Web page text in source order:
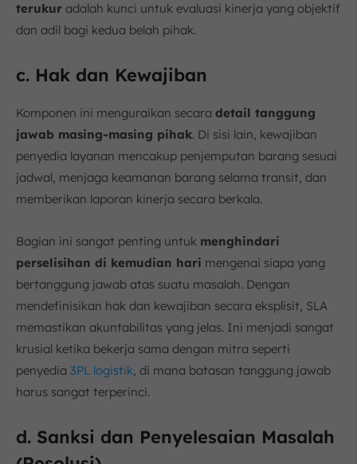
terukur adalah kunci untuk evaluasi kinerja yang objektif
dan adil bagi kedua belah pihak.
c. Hak dan Kewajiban
Komponen ini menguraikan secara detail tanggung
jawab masing-masing pihak. Di sisi lain, kewajiban
penyedia layanan mencakup penjemputan barang sesuai
jadwal, menjaga keamanan barang selama transit, dan
memberikan laporan kinerja secara berkala.
Bagian ini sangat penting untuk menghindari
perselisihan di kemudian hari mengenai siapa yang
bertanggung jawab atas suatu masalah. Dengan
mendefinisikan hak dan kewajiban secara eksplisit, SLA
memastikan akuntabilitas yang jelas. Ini menjadi sangat
krusial ketika bekerja sama dengan mitra seperti
penyedia 3PL logistik, di mana batasan tanggung jawab
harus sangat terperinci.
d. Sanksi dan Penyelesaian Masalah